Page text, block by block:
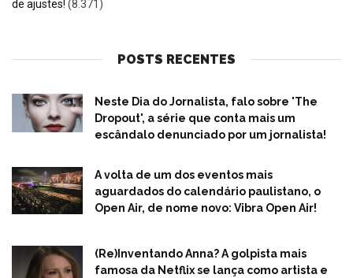
de ajustes! (8.371)
POSTS RECENTES
Neste Dia do Jornalista, falo sobre 'The
Dropout', a série que conta mais um
escândalo denunciado por um jornalista!
A volta de um dos eventos mais
aguardados do calendário paulistano, o
Open Air, de nome novo: Vibra Open Air!
(Re)Inventando Anna? A golpista mais
famosa da Netflix se lança como artista e